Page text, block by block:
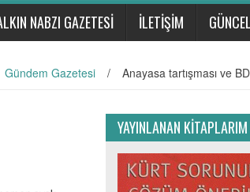
NABZI GAZETESİ İLETİŞİM GÜNCEL
Gündem Gazetesi / Anayasa tartışması ve
YAYINLANAN KİTAPLARIM